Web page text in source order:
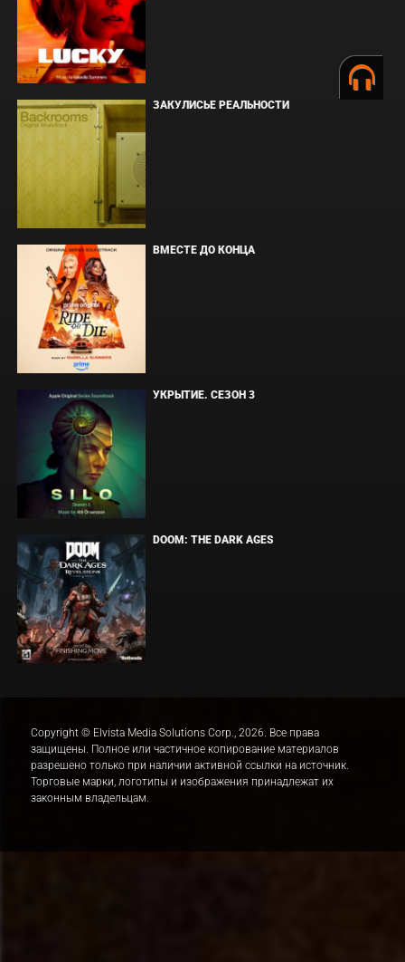
ЗАКУЛИСЬЕ РЕАЛЬНОСТИ
ВМЕСТЕ ДО КОНЦА
УКРЫТИЕ. СЕЗОН 3
DOOM: THE DARK AGES
Copyright © Elvista Media Solutions Corp., 2026. Все права
защищены. Полное или частичное копирование материалов
разрешено только при наличии активной ссылки на источник.
Торговые марки, логотипы и изображения принадлежат их
законным владельцам.